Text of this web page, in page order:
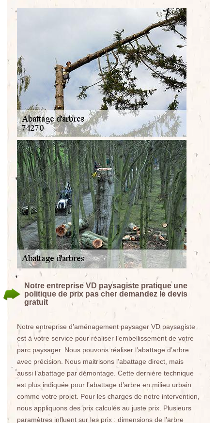
Notre entreprise VD paysagiste pratique une
politique de prix pas cher demandez le devis
gratuit
Notre entreprise d’aménagement paysager VD paysagiste
est à votre service pour réaliser l’embellissement de votre
parc paysager. Nous pouvons réaliser l’abattage d’arbre
avec précision. Nous maitrisons l’abattage direct, mais
aussi l’abattage par démontage. Cette dernière technique
est plus indiquée pour l’abattage d’arbre en milieu urbain
comme votre projet. Pour les charges de notre intervention,
nous appliquons des prix calculés au juste prix. Plusieurs
paramètres influent sur les prix : dimensions de l’arbre